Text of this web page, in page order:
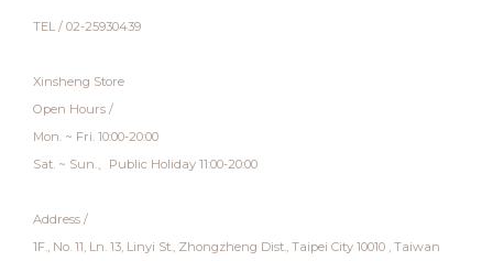
TEL / 02-25930439
Xinsheng Store
Open Hours /
Mon. ~ Fri. 10:00-20:00
Sat. ~ Sun.、Public Holiday 11:00-20:00
Address /
1F., No. 11, Ln. 13, Linyi St., Zhongzheng Dist., Taipei City 10010 , Taiwan